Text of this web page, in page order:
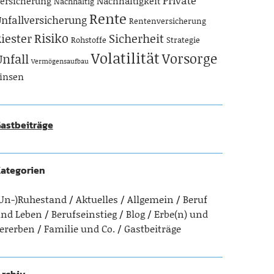
Rente Rentenversicherung
Risiko Rohstoffe Sicherheit Strategie
Vermögensaufbau VolatilitätVorsorge
)Ruhestand Aktuelles Allgemein
Beruf
Leben
Berufseinstieg Blog
Erbe(n) und
Familie und Co. Gastbeiträge